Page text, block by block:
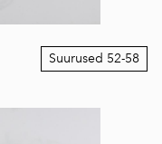
Suurused 52-58